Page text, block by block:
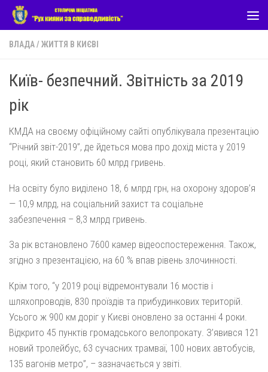
Skip to content
ВЛАДА/ ЖИТТЯ В КИЄВІ
Київ- безпечний. Звітність за 2019
рік
КМДА на своєму офіційному сайті опублікувала презентацію
“Річний звіт-2019”, де йдеться мова про дохід міста у 2019
році, який становить 60 млрд гривень.
На освіту було виділено 18, 6 млрд грн, на охорону здоров’я
— 10,9 млрд, на соціальний захист та соціальне
забезпечення – 8,3 млрд гривень.
За рік встановлено 7600 камер відеоспостереження. Також,
згідно з презентацією, на 60 % впав рівень злочинності.
Крім того, “у 2019 році відремонтували 16 мостів і
шляхопроводів, 830 проїздів та прибудинкових територій.
Усього ж 900 км доріг у Києві оновлено за останні 4 роки.
Відкрито 45 пунктів громадського велопрокату. З’явився 121
новий тролейбус, 63 сучасних трамваї, 100 нових автобусів,
135 вагонів метро”, – зазначається у звіті.